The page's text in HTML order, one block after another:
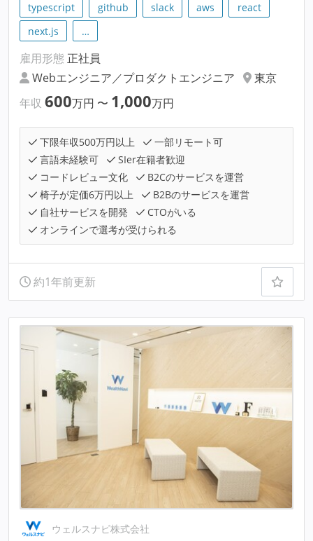
typescript github slack aws
react
next.js
…
雇用形態 正社員
Webエンジニア／プロダクトエンジニア
東京
年収 600万円 〜 1,000万円
下限年収500万円以上
一部リモート可
言語未経験可
SIer在籍者歓迎
コードレビュー文化
B2Cのサービスを運営
椅子が定価6万円以上
B2Bのサービスを運営
自社サービスを開発
CTOがいる
オンラインで選考が受けられる
約1年前更新
ウェルスナビ株式会社